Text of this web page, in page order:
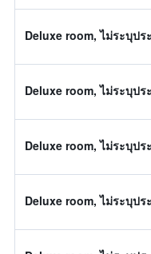
Deluxe room, ไม่ระบุปร
Deluxe room, ไม่ระบุปร
Deluxe room, ไม่ระบุปร
Deluxe room, ไม่ระบุปร